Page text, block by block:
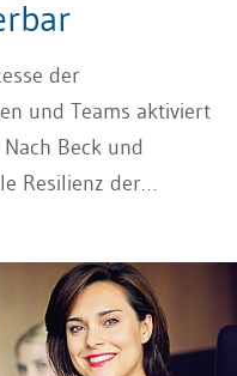
der
und Teams aktiviert
Beck und
Resilienz der